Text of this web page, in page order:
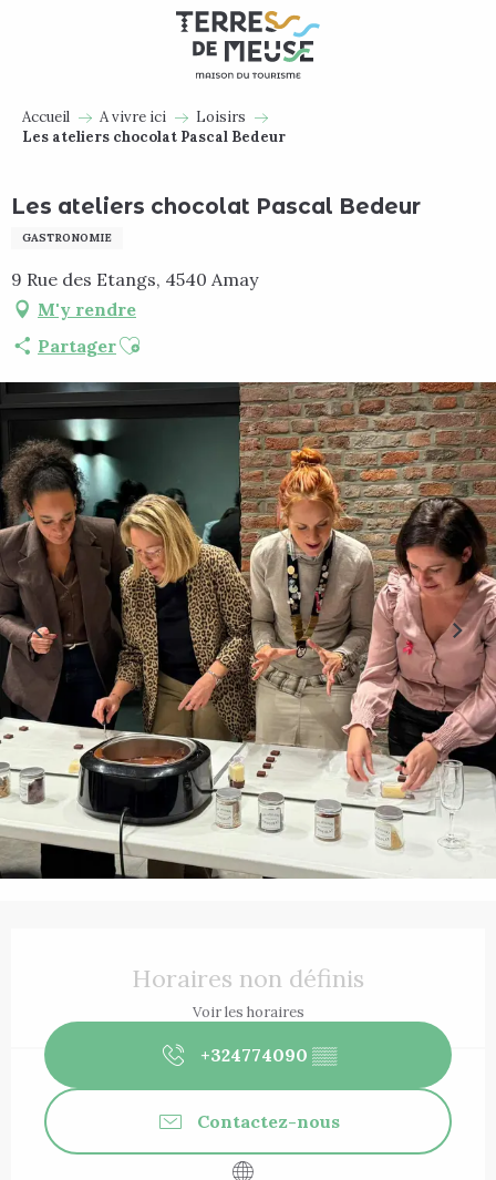
Accueil A vivre ici
Loisirs
Les ateliers chocolat Pascal Bedeur
Les ateliers chocolat Pascal Bedeur
GASTRONOMIE
9 Rue des Etangs, 4540 Amay
M'y rendre
PartagerAjouter aux favoris
Horaires non définis
Voir les horaires
+324774090 ▒▒
Contactez-nous